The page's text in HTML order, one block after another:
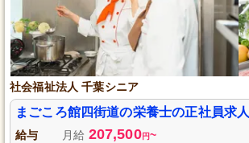
社会福祉法人 千葉シニア
まごころ館四街道の栄養士の正社員求人
給与 月給 207,500円~